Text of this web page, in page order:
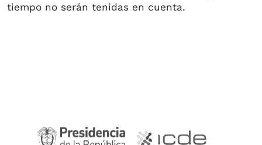
tiempo no serán tenidas en cuenta. ​